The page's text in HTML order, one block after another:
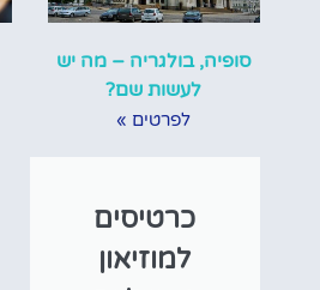
סופיה, בולגריה – מה יש
לעשות שם?
לפרטים »
כרטיסים
למוזיאון